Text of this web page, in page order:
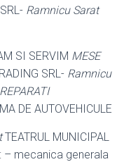
Ramnicu Sarat
SI SERVIM MESE
SRL- Ramnicu
REPARATI
DE AUTOVEHICULE
TEATRUL MUNICIPAL
– mecanica generala